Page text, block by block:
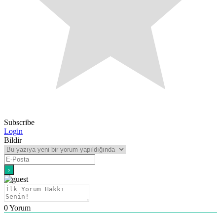
Subscribe
Login
Bildir
0Yorum